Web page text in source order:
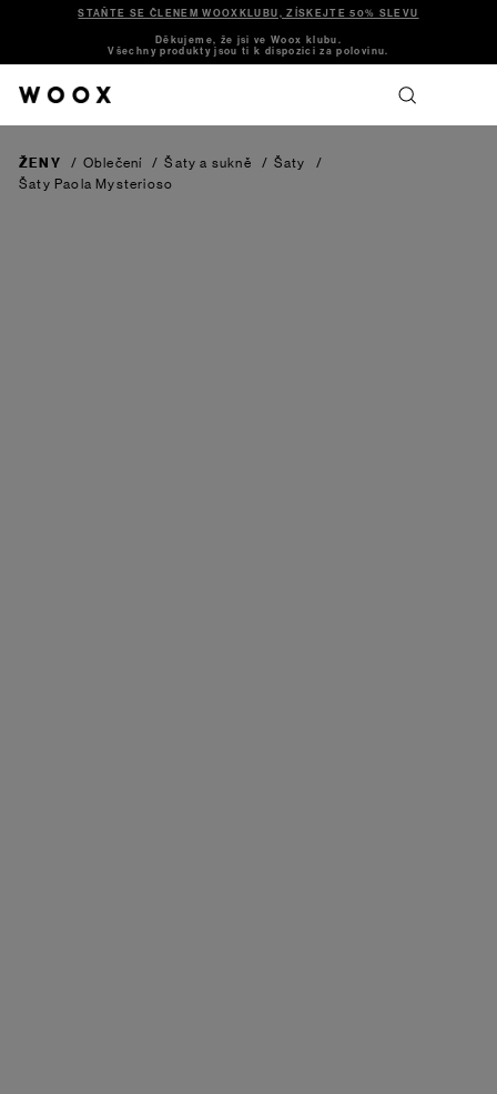
STAŇTE SE ČLENEM WOOXKLUBU, ZÍSKEJTE 50% SLEVU
Děkujeme, že jsi ve Woox klubu.
Všechny produkty jsou ti k dispozici za polovinu.
ŽENY / Oblečení / Šaty a sukně / Šaty
/
Šaty Paola Mysterioso